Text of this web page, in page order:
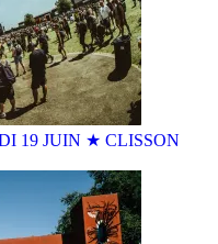
19 JUIN ★ CLISSON